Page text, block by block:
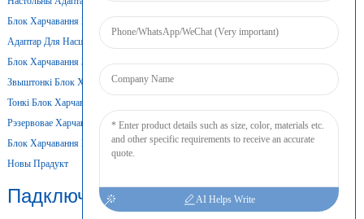
Блок Харчавання Пераменнага Току
Адаптар Для Насценнага Мацавання
Блок Харчавання З Адкрытай Рамай
Звыштонкі Блок Харчавання
Тонкі Блок Харчавання
Рэзервовае Харчаванне Ад Батарэі
Блок Харчавання На Din-Рэйку
Новы Прадукт
Падключыць AI Helps Write